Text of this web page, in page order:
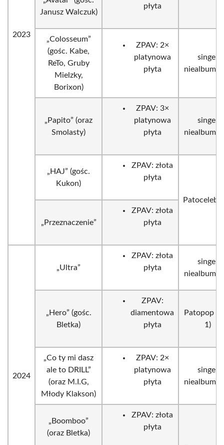
2023
Janusz Walczuk)
płyta
„Colosseum”
(gośc. Kabe,
ReTo, Gruby
Mielzky,
Borixon)
ZPAV: 2×
platynowa
płyta
singel
„Papito” (oraz
Smolasty)
ZPAV: 3×
platynowa
płyta
singel
„HAJ” (gośc.
Kukon)
ZPAV: złota
płyta
„Przeznaczenie”
ZPAV: złota
płyta
2024
„Ultra”
ZPAV: złota
płyta
singel
„Hero” (gośc.
Bletka)
ZPAV:
diamentowa
płyta
Patopop
1)
„Co ty mi dasz
ale to DRILL”
(oraz M.I.G,
Młody Klakson)
ZPAV: 2×
platynowa
płyta
singel
„Boomboo”
(oraz Bletka)
ZPAV: złota
płyta